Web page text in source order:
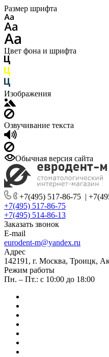
Размер шрифта
Цвет фона и шрифта
Изображения
Озвучивание текста
Обычная версия сайта
+7(495) 517-86-75 |
+7(495) 517-86-75
+7(495) 514-86-13
Заказать звонок
E-mail
eurodent-m@yandex.ru
Адрес
142191, г. Москва, Троицк,
Режим работы
Пн. – Пт.: с 10:00 до 18:00